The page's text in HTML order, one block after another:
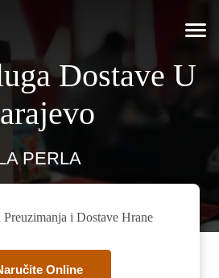
Dostave U
PERLA
i Dostave Hrane
Online